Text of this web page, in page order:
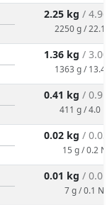
2.25 kg / 4.96
2250 g / 22.1
1.36 kg / 3.00
1363 g / 13.4
0.41 kg / 0.91
411 g / 4.0 N
0.02 kg / 0.03
15 g / 0.2 N
0.01 kg / 0.01
7 g / 0.1 N